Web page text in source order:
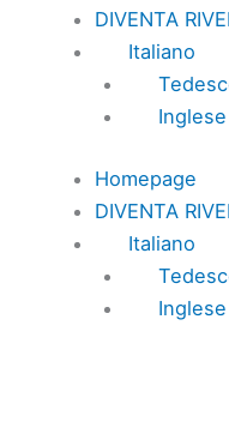
DIVENTA
Italiano
Inglese
Homepage
DIVENTA
Italiano
Inglese